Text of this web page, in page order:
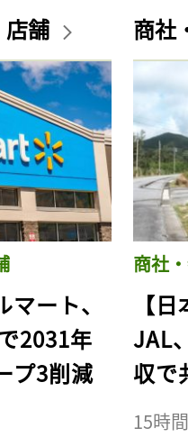
舗
マート、
2031年
プ3削減
商社
商社
【
JAL
収で
15時